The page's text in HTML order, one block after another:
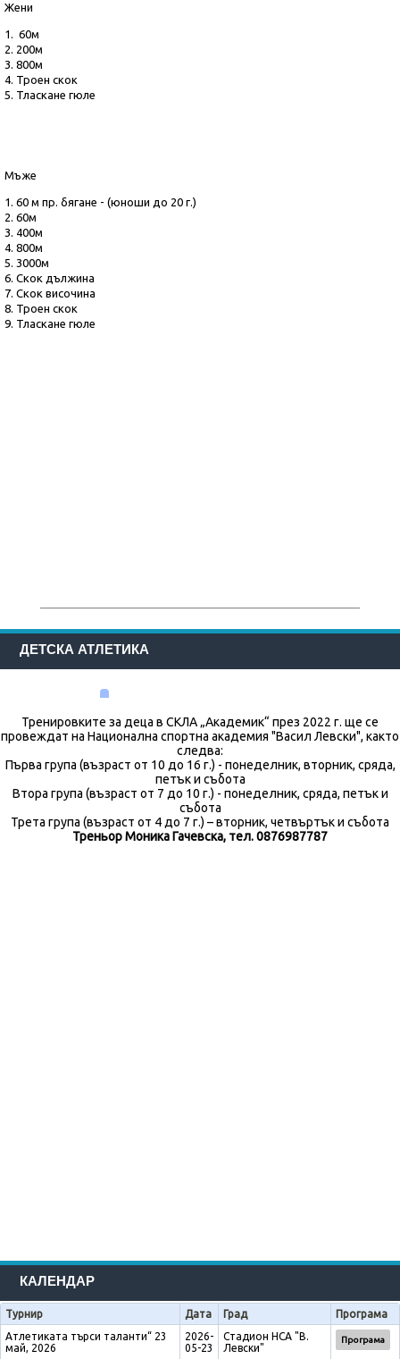
Жени
1. 60м
2. 200м
3. 800м
4. Троен скок
5. Тласкане гюле
Мъже
1. 60 м пр. бягане - (юноши до 20 г.)
2. 60м
3. 400м
4. 800м
5. 3000м
6. Скок дължина
7. Скок височина
8. Троен скок
9. Тласкане гюле
ДЕТСКА АТЛЕТИКА
Тренировките за деца в СКЛА „Академик“ през 2022 г. ще се
провеждат на Национална спортна академия "Васил Левски", както
следва:
Първа група (възраст от 10 до 16 г.) - понеделник, вторник, сряда,
петък и събота
Втора група (възраст от 7 до 10 г.) - понеделник, сряда, петък и
събота
Трета група (възраст от 4 до 7 г.) – вторник, четвъртък и събота
Треньор Моника Гачевска, тел. 0876987787
КАЛЕНДАР
Турнир Дата Град
Програма
Атлетиката търси таланти“ 23
май, 2026
2026-
05-23
Стадион НСА "В.
Левски"
Програма